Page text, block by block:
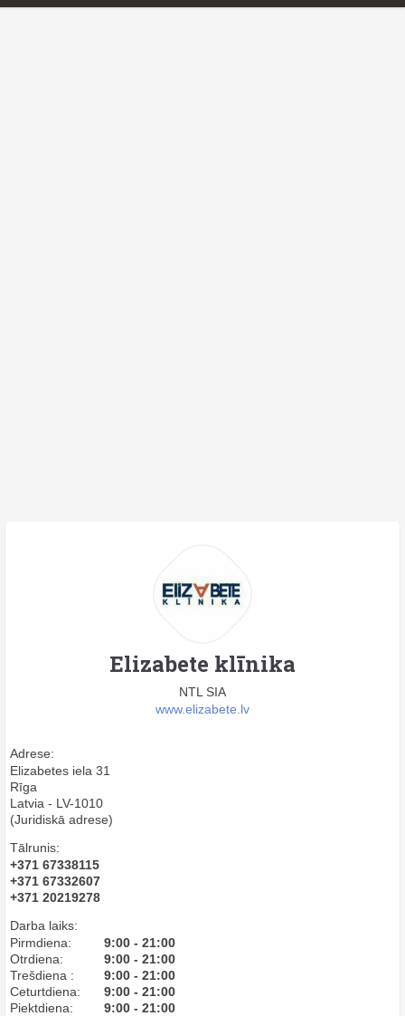
Elizabete klīnika
NTL SIA
www.elizabete.lv
Adrese:
Elizabetes iela 31
Rīga
Latvia - LV-1010
(Juridiskā adrese)
Tālrunis:
+371 67338115
+371 67332607
+371 20219278
Darba laiks:
Pirmdiena:
9:00 - 21:00
Otrdiena:
9:00 - 21:00
Trešdiena :
9:00 - 21:00
Ceturtdiena:
9:00 - 21:00
Piektdiena:
9:00 - 21:00